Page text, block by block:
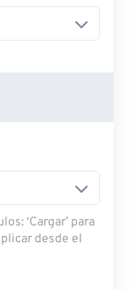
‘Cargar’ para
desde el